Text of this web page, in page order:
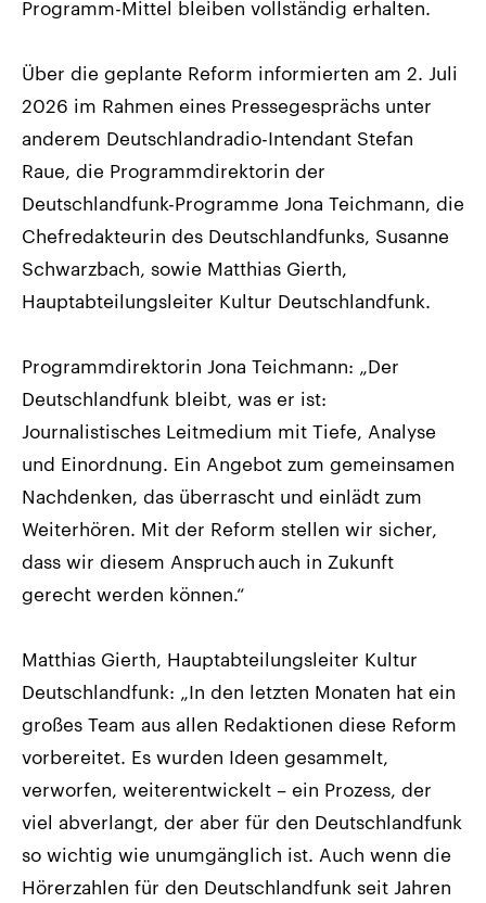
Programm-Mittel bleiben vollständig erhalten.
Über die geplante Reform informierten am 2. Juli
2026 im Rahmen eines Pressegesprächs unter
anderem Deutschlandradio-Intendant Stefan
Raue, die Programmdirektorin der
Deutschlandfunk-Programme Jona Teichmann, die
Chefredakteurin des Deutschlandfunks, Susanne
Schwarzbach, sowie Matthias Gierth,
Hauptabteilungsleiter Kultur Deutschlandfunk.
Programmdirektorin Jona Teichmann: „Der
Deutschlandfunk bleibt, was er ist:
Journalistisches Leitmedium mit Tiefe, Analyse
und Einordnung. Ein Angebot zum gemeinsamen
Nachdenken, das überrascht und einlädt zum
Weiterhören. Mit der Reform stellen wir sicher,
dass wir diesem Anspruch auch in Zukunft
gerecht werden können.“
Matthias Gierth, Hauptabteilungsleiter Kultur
Deutschlandfunk: „In den letzten Monaten hat ein
großes Team aus allen Redaktionen diese Reform
vorbereitet. Es wurden Ideen gesammelt,
verworfen, weiterentwickelt – ein Prozess, der
viel abverlangt, der aber für den Deutschlandfunk
so wichtig wie unumgänglich ist. Auch wenn die
Hörerzahlen für den Deutschlandfunk seit Jahren